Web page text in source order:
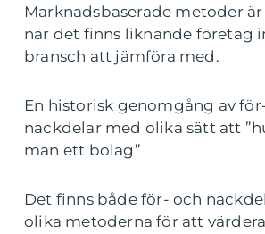
Marknadsbaserade metoder
när det finns liknande företag
bransch att jämföra med.
En historisk genomgång av
nackdelar med olika sätt att
man ett bolag”
Det finns både för- och
olika metoderna för att